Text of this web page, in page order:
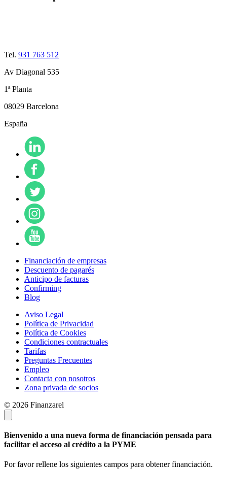
Tel. 931 763 512
Av Diagonal 535
1ª Planta
08029 Barcelona
España
Financiación de empresas
Descuento de pagarés
Anticipo de facturas
Confirming
Blog
Aviso Legal
Política de Privacidad
Política de Cookies
Condiciones contractuales
Tarifas
Preguntas Frecuentes
Empleo
Contacta con nosotros
Zona privada de socios
© 2026 Finanzarel
Bienvenido a una nueva forma de financiación pensada para
facilitar el acceso al crédito a la PYME
Por favor rellene los siguientes campos para obtener financiación.